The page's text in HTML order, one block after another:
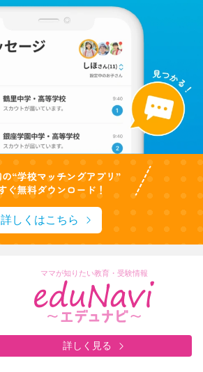
詳しくはこちら
ママが知りたい教育・受験情報
詳しく見る